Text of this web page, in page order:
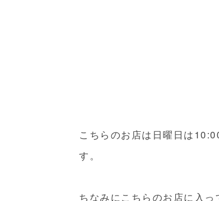
こちらのお店は日曜日は
す。
ちなみにこちらのお店に入